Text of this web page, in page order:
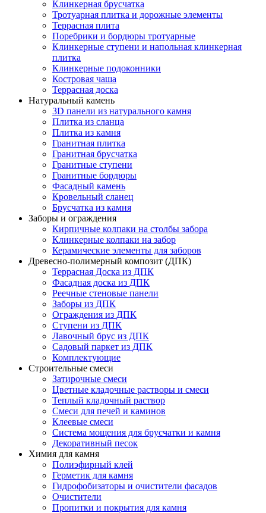
Клинкерная брусчатка
Тротуарная плитка и дорожные элементы
Террасная плита
Поребрики и бордюры тротуарные
Клинкерные ступени и напольная клинкерная
плитка
Клинкерные подоконники
Костровая чаша
Террасная доска
Натуральный камень
3D панели из натурального камня
Плитка из сланца
Плитка из камня
Гранитная плитка
Гранитная брусчатка
Гранитные ступени
Гранитные бордюры
Фасадный камень
Кровельный сланец
Брусчатка из камня
Заборы и ограждения
Кирпичные колпаки на столбы забора
Клинкерные колпаки на забор
Керамические элементы для заборов
Древесно-полимерный композит (ДПК)
Террасная Доска из ДПК
Фасадная доска из ДПК
Реечные стеновые панели
Заборы из ДПК
Ограждения из ДПК
Ступени из ДПК
Лавочный брус из ДПК
Садовый паркет из ДПК
Комплектующие
Строительные смеси
Затирочные смеси
Цветные кладочные растворы и смеси
Теплый кладочный раствор
Смеси для печей и каминов
Клеевые смеси
Система мощения для брусчатки и камня
Декоративный песок
Химия для камня
Полиэфирный клей
Герметик для камня
Гидрофобизаторы и очистители фасадов
Очистители
Пропитки и покрытия для камня